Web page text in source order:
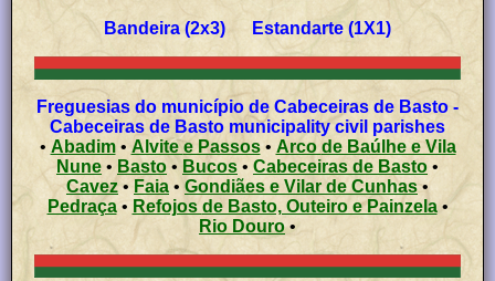
Bandeira (2x3) Estandarte (1X1)
Freguesias do município de Cabeceiras de Basto -
Cabeceiras de Basto municipality civil parishes
• Abadim• Alvite e Passos• Arco de Baúlhe e Vila
Nune • Basto • Bucos • Cabeceiras de Basto •
Cavez • Faia • Gondiães e Vilar de Cunhas•
Pedraça• Refojos de Basto, Outeiro e Painzela•
Rio Douro•